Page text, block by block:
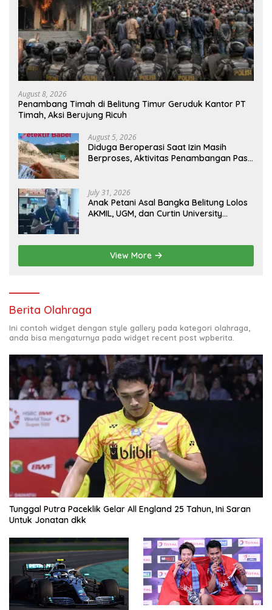
August 8, 2026
Penambang Timah di Belitung Timur Geruduk Kantor PT
Timah, Aksi Berujung Ricuh
August 5, 2026
Diduga Beroperasi Saat Izin Masih
Berproses, Aktivitas Penambangan Pasir
July 31, 2026
Anak Petani Asal Bangka Belitung Lolos
AKMIL, UGM, dan Curtin University
View More
Berita Olahraga
Ini contoh widget dengan style gallery pada kategori olahraga,
anda bisa mengaturnya pada widget recent post wpberita.
Tunggal Putra Paceklik Gelar All England 25 Tahun, Ini Saran
Untuk Jonatan dkk